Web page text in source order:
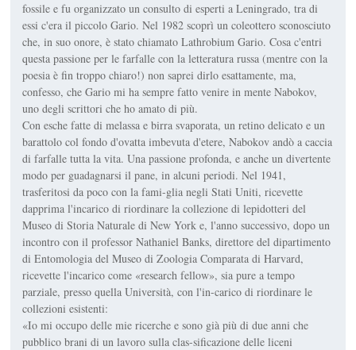
fossile e fu organizzato un consulto di esperti a Leningrado, tra di
essi c'era il piccolo Gario. Nel 1982 scoprì un coleottero sconosciuto
che, in suo onore, è stato chiamato Lathrobium Gario. Cosa c'entri
questa passione per le farfalle con la letteratura russa (mentre con la
poesia è fin troppo chiaro!) non saprei dirlo esattamente, ma,
confesso, che Gario mi ha sempre fatto venire in mente Nabokov,
uno degli scrittori che ho amato di più.
Con esche fatte di melassa e birra svaporata, un retino delicato e un
barattolo col fondo d'ovatta imbevuta d'etere, Nabokov andò a caccia
di farfalle tutta la vita. Una passione profonda, e anche un divertente
modo per guadagnarsi il pane, in alcuni periodi. Nel 1941,
trasferitosi da poco con la fami-glia negli Stati Uniti, ricevette
dapprima l'incarico di riordinare la collezione di lepidotteri del
Museo di Storia Naturale di New York e, l'anno successivo, dopo un
incontro con il professor Nathaniel Banks, direttore del dipartimento
di Entomologia del Museo di Zoologia Comparata di Harvard,
ricevette l'incarico come «research fellow», sia pure a tempo
parziale, presso quella Università, con l'in-carico di riordinare le
collezioni esistenti:
«Io mi occupo delle mie ricerche e sono già più di due anni che
pubblico brani di un lavoro sulla clas-sificazione delle liceni